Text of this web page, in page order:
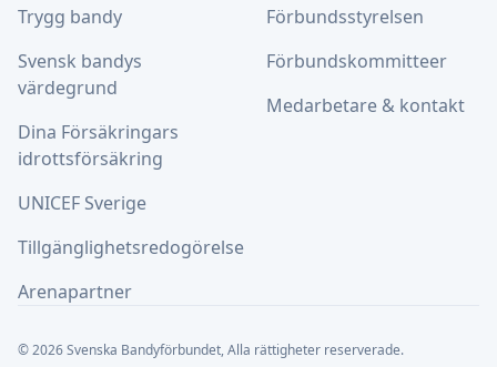
Trygg bandy
Svensk bandys
värdegrund
Dina Försäkringars
idrottsförsäkring
UNICEF Sverige
Tillgänglighetsredogörelse
Arenapartner
Förbundsstyrelsen
Förbundskommitteer
Medarbetare & kontakt
© 2026 Svenska Bandyförbundet, Alla rättigheter reserverade.